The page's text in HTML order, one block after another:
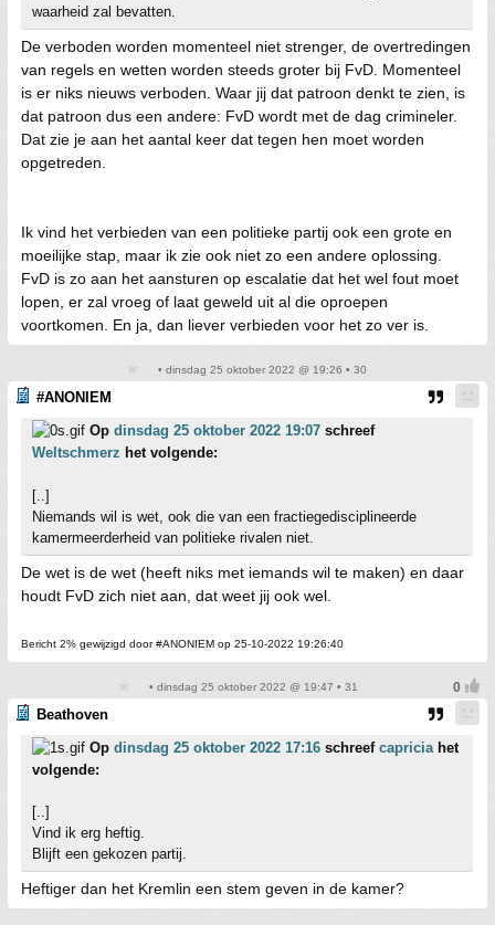
waarheid zal bevatten.
De verboden worden momenteel niet strenger, de overtredingen
van regels en wetten worden steeds groter bij FvD. Momenteel
is er niks nieuws verboden. Waar jij dat patroon denkt te zien, is
dat patroon dus een andere: FvD wordt met de dag crimineler.
Dat zie je aan het aantal keer dat tegen hen moet worden
opgetreden.
Ik vind het verbieden van een politieke partij ook een grote en
moeilijke stap, maar ik zie ook niet zo een andere oplossing.
FvD is zo aan het aansturen op escalatie dat het wel fout moet
lopen, er zal vroeg of laat geweld uit al die oproepen
voortkomen. En ja, dan liever verbieden voor het zo ver is.
• dinsdag 25 oktober 2022 @ 19:26 • 30
#ANONIEM
Op dinsdag 25 oktober 2022 19:07 schreef
Weltschmerz het volgende:
[..]
Niemands wil is wet, ook die van een fractiegedisciplineerde
kamermeerderheid van politieke rivalen niet.
De wet is de wet (heeft niks met iemands wil te maken) en daar
houdt FvD zich niet aan, dat weet jij ook wel.
Bericht 2% gewijzigd door #ANONIEM op 25-10-2022 19:26:40
• dinsdag 25 oktober 2022 @ 19:47 • 31
Beathoven
Op dinsdag 25 oktober 2022 17:16 schreef capriciahet
volgende:
[..]
Vind ik erg heftig.
Blijft een gekozen partij.
Heftiger dan het Kremlin een stem geven in de kamer?